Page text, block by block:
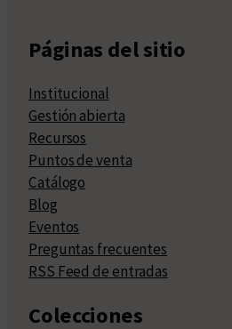
Páginas del sitio
Institucional
Gestión abierta
Recursos
Puntos de venta
Catálogo
Blog
Eventos
Preguntas frecuentes
RSS Feed de entradas
Colecciones